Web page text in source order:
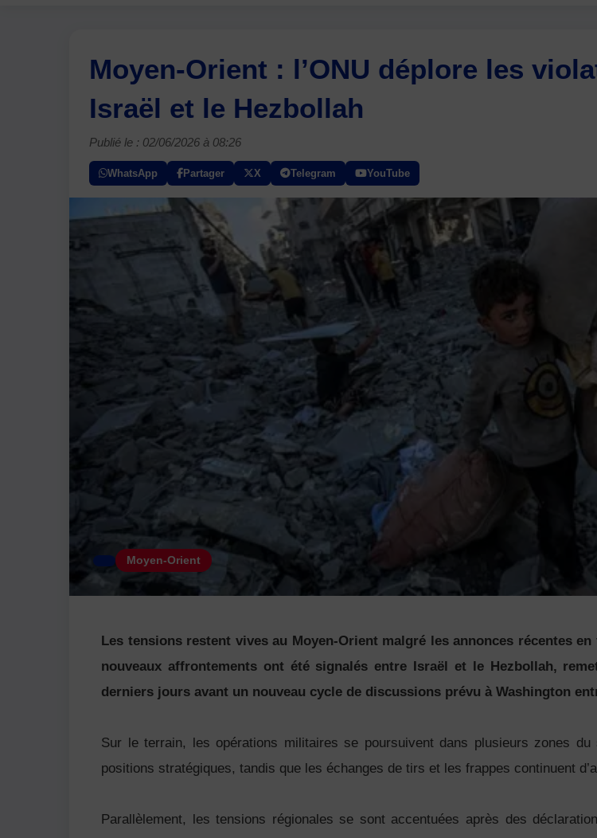
Moyen-Orient : l’ONU déplore les
Israël et le Hezbollah
Publié le : 02/06/2026 à 08:26
WhatsApp Partager X Telegram YouTube
Moyen-Orient
Les tensions restent vives au Moyen-Orient malgré les annonces récentes
nouveaux affrontements ont été signalés entre Israël et le Hezbollah,
derniers jours avant un nouveau cycle de discussions prévu à Washington
Sur le terrain, les opérations militaires se poursuivent dans plusieurs zones
positions stratégiques, tandis que les échanges de tirs et les frappes continuent
Parallèlement, les tensions régionales se sont accentuées après des